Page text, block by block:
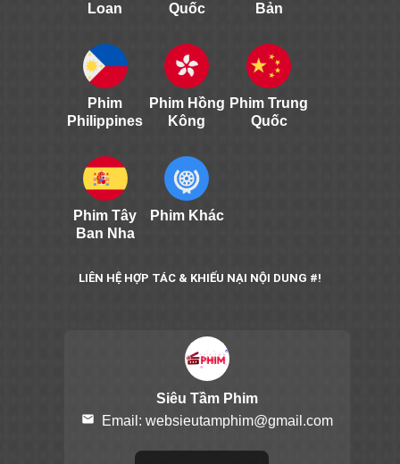
Loan
Quốc
Bản
Phim
Philippines
Phim Hồng
Kông
Phim Trung
Quốc
Phim Tây
Ban Nha
Phim Khác
LIÊN HỆ HỢP TÁC & KHIẾU NẠI NỘI DUNG #!
Siêu Tầm Phim
email Email: websieutamphim@gmail.com